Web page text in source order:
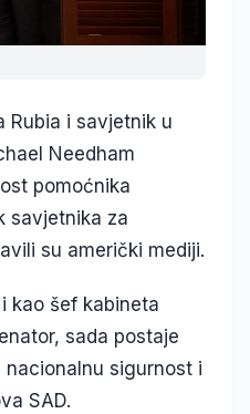
Rubia i savjetnik u
Needham
pomoćnika
savjetnika za
su američki mediji.
kao šef kabineta
sada postaje
sigurnost i
SAD.